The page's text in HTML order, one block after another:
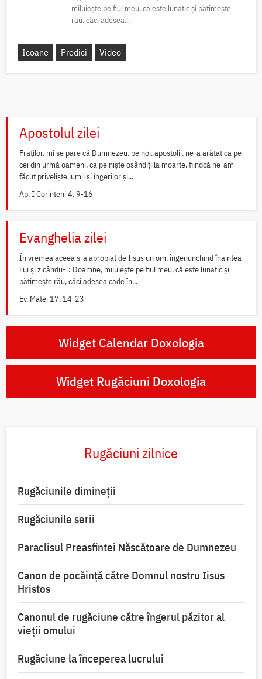
miluiește pe fiul meu, că este lunatic și pătimește
rău, căci adesea...
Icoane Predici Video
Apostolul zilei
Fraților, mi se pare că Dumnezeu, pe noi, apostolii, ne-a arătat ca pe
cei din urmă oameni, ca pe niște osândiți la moarte, fiindcă ne-am
făcut priveliște lumii și îngerilor și...
Ap. I Corinteni 4, 9-16
Evanghelia zilei
În vremea aceea s-a apropiat de Iisus un om, îngenunchind înaintea
Lui și zicându-I: Doamne, miluiește pe fiul meu, că este lunatic și
pătimește rău, căci adesea cade în...
Ev. Matei 17, 14-23
Widget Calendar Doxologia
Widget Rugăciuni Doxologia
Rugăciuni zilnice
Rugăciunile dimineții
Rugăciunile serii
Paraclisul Preasfintei Născătoare de Dumnezeu
Canon de pocăință către Domnul nostru Iisus
Hristos
Canonul de rugăciune către îngerul păzitor al
vieții omului
Rugăciune la începerea lucrului